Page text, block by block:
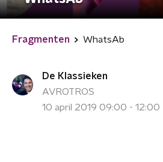
Fragmenten WhatsAb
De Klassieken
AVROTROS
10 april 2019 09:00 - 12:00